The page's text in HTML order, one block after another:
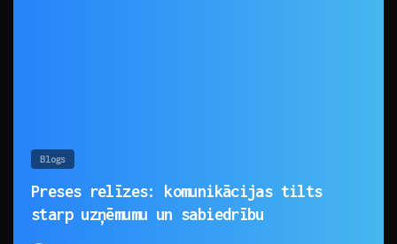
Blogs
Preses relīzes: komunikācijas tilts
starp uzņēmumu un sabiedrību